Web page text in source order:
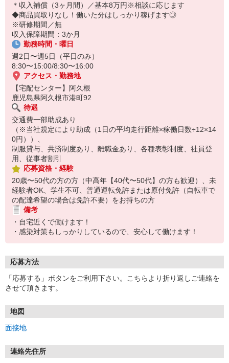
☆ココがPoint☆
・家事・夕食の支度なども余裕をもってできます！
＊収入補償（3ヶ月間）／基本8万円※相談に応じます
◆商品買取りなし！働いた分はしっかり稼げます◎
※研修期間／無
収入保障期間：3か月
勤務時間・曜日
週2日〜週5日（平日のみ）
8:30〜15:00/8:30〜16:00
アクセス・勤務地
【宅配センター】阿久根
鹿児島県阿久根市港町92
待遇
交通費一部助成あり
（※当社規定により助成（1日の平均走行距離×稼働日数÷12×14
0円））、
制服貸与、共済制度あり、離職金あり、各種表彰制度、社員登
用、従事者割引
応募資格・経験
20歳〜50代の方の方（中高年【40代〜50代】の方も歓迎）、未
経験者OK、学生不可、普通運転免許または原付免許（自転車で
の配達希望の場合は免許不要）をお持ちの方
備考
・自宅近くで働けます！
・感染対策もしっかりしているので、安心して働けます！
応募方法
「応募する」ボタンをご利用下さい。こちらより折り返しご連絡を
させて頂きます。
地図
面接地
連絡先住所